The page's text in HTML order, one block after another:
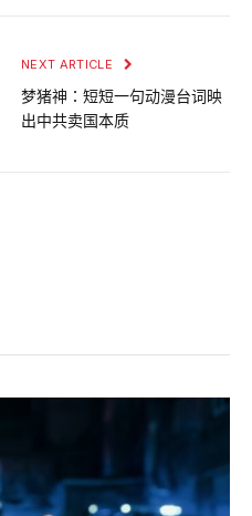
NEXT ARTICLE
梦猪神：短短一句动漫台词映
出中共卖国本质